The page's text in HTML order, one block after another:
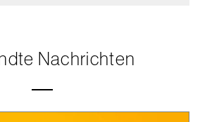
Nachrichten